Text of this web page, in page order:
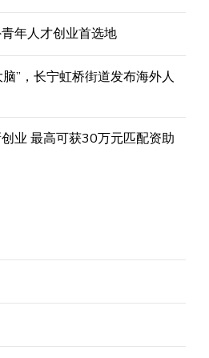
年人才创业首选地
”，长宁虹桥街道发布海外人
业 最高可获30万元匹配资助